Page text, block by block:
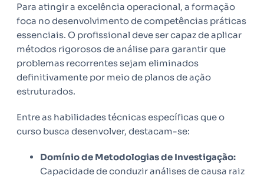
Para atingir a excelência operacional, a formação
foca no desenvolvimento de competências práticas
essenciais. O profissional deve ser capaz de aplicar
métodos rigorosos de análise para garantir que
problemas recorrentes sejam eliminados
definitivamente por meio de planos de ação
estruturados.
Entre as habilidades técnicas específicas que o
curso busca desenvolver, destacam-se:
Domínio de Metodologias de Investigação:
Capacidade de conduzir análises de causa raiz